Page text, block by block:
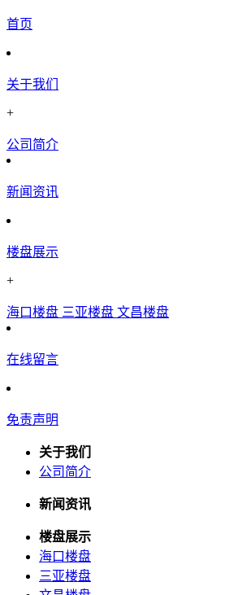
首页
关于我们
+
公司简介
新闻资讯
楼盘展示
+
海口楼盘 三亚楼盘 文昌楼盘
在线留言
免责声明
关于我们
公司简介
新闻资讯
楼盘展示
海口楼盘
三亚楼盘